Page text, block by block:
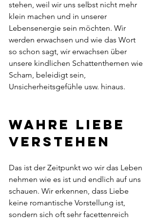
stehen, weil wir uns selbst nicht mehr
klein machen und in unserer
Lebensenergie sein möchten. Wir
werden erwachsen und wie das Wort
so schon sagt, wir erwachsen über
unsere kindlichen Schattenthemen wie
Scham, beleidigt sein,
Unsicherheitsgefühle usw. hinaus.
Wahre Liebe
verstehen
Das ist der Zeitpunkt wo wir das Leben
nehmen wie es ist und endlich auf uns
schauen. Wir erkennen, dass Liebe
keine romantische Vorstellung ist,
sondern sich oft sehr facettenreich